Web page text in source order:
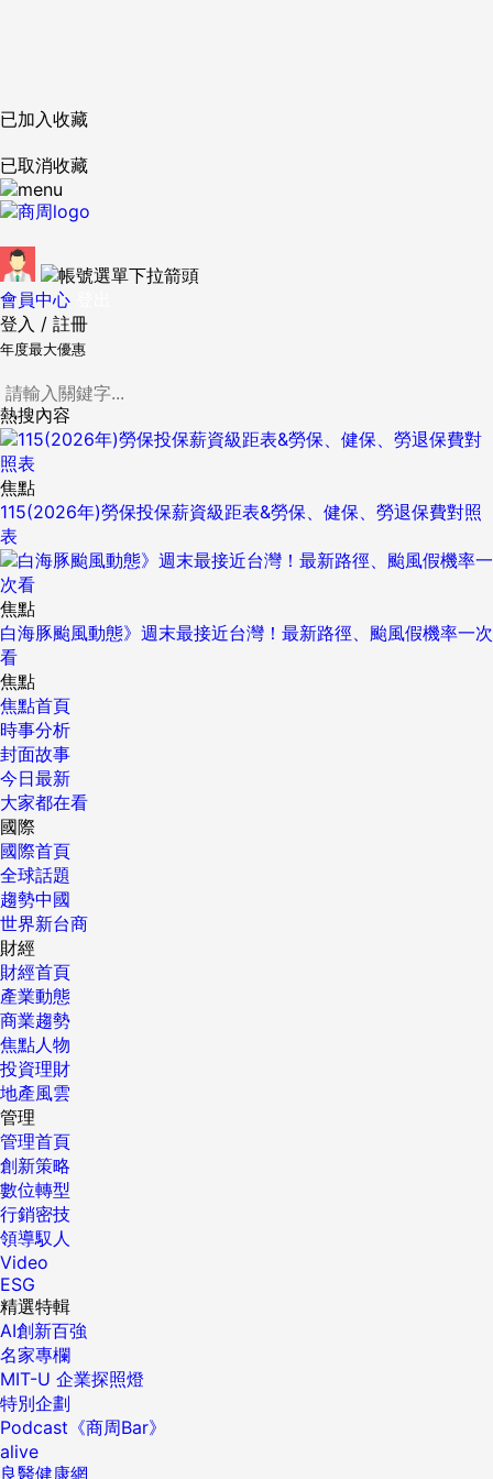
已加入收藏
已取消收藏
會員中心
登入 / 註冊
年度最大優惠
熱搜內容
焦點
115(2026年)勞保投保薪資級距表&勞保、健保、勞退保費對照
表
焦點
白海豚颱風動態》週末最接近台灣！最新路徑、颱風假機率一次
看
焦點
焦點首頁
時事分析
封面故事
今日最新
大家都在看
國際
國際首頁
全球話題
趨勢中國
世界新台商
財經
財經首頁
產業動態
商業趨勢
焦點人物
投資理財
地產風雲
管理
管理首頁
創新策略
數位轉型
行銷密技
領導馭人
Video
ESG
精選特輯
AI創新百強
名家專欄
MIT-U 企業探照燈
特別企劃
Podcast《商周Bar》
alive
良醫健康網